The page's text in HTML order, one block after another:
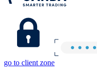
go to client zone